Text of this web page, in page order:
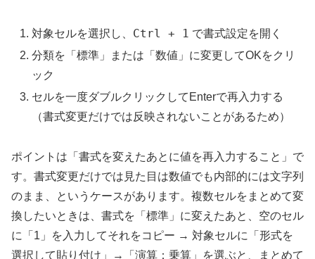
対象セルを選択し、 Ctrl + 1 で書式設定を開く
分類を「標準」または「数値」に変更してOKをクリ
ック
セルを一度ダブルクリックしてEnterで再入力する
（書式変更だけでは反映されないことがあるため）
ポイントは「書式を変えたあとに値を再入力すること」で
す。書式変更だけでは見た目は数値でも内部的には文字列
のまま、というケースがあります。複数セルをまとめて変
換したいときは、書式を「標準」に変えたあと、空のセル
に「1」を入力してそれをコピー → 対象セルに「形式を
選択して貼り付け」→「演算：乗算」を選ぶと、まとめて